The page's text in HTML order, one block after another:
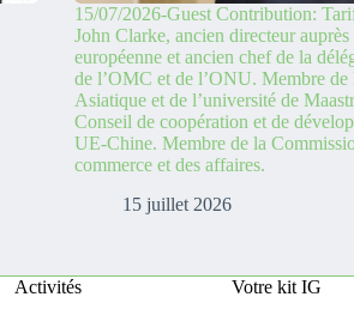
15/07/2026-Guest Contribution:
John Clarke, ancien directeur
européenne et ancien chef de la
de l’OMC et de l’ONU. Membre de
Asiatique et de l’université de
Conseil de coopération et de
UE-Chine. Membre de la
commerce et des affaires.
15 juillet 2026
Activités
Votre kit IG